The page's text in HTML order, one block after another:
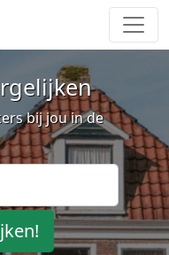
bij jou in de